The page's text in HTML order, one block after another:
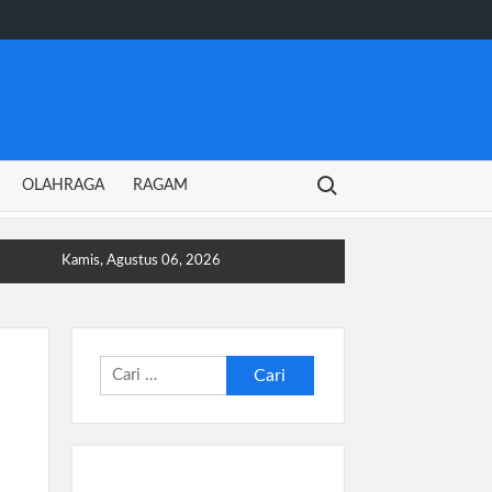
OLAHRAGA RAGAM
Search for:
Kamis, Agustus 06, 2026
untuk: